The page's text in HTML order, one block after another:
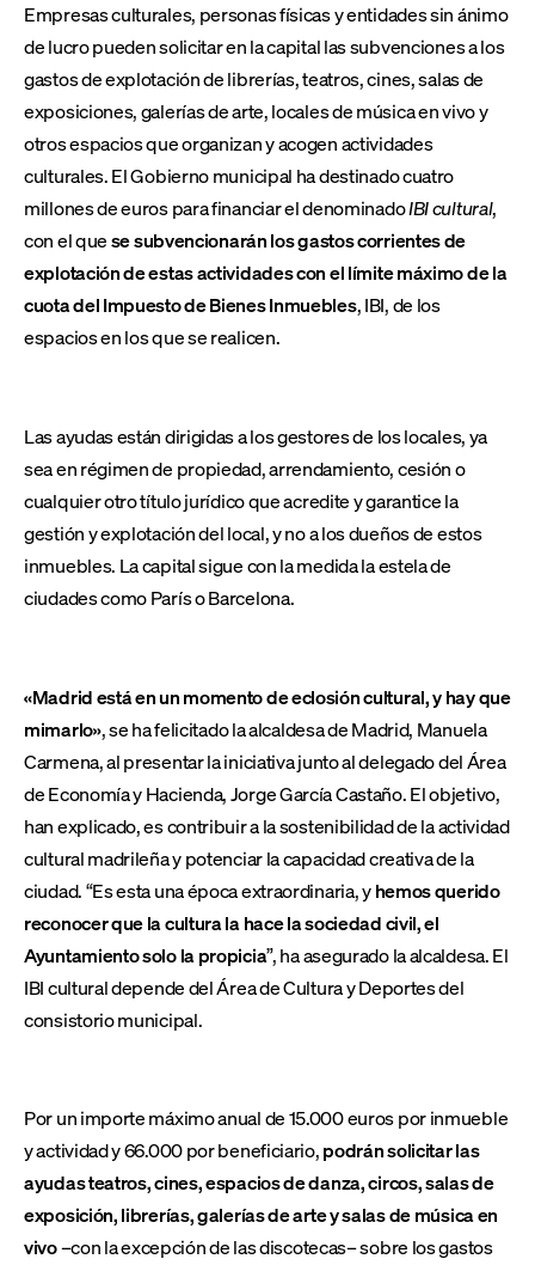
Empresas culturales, personas físicas y entidades sin ánimo
de lucro pueden solicitar en la capital las subvenciones a los
gastos de explotación de librerías, teatros, cines, salas de
exposiciones, galerías de arte, locales de música en vivo y
otros espacios que organizan y acogen actividades
culturales. El Gobierno municipal ha destinado cuatro
millones de euros para financiar el denominadoIBI cultural,
con el quese subvencionarán los gastos corrientes de
explotación de estas actividades con el límite máximo de la
cuota del Impuesto de Bienes Inmuebles, IBI, de los
espacios en los que se realicen.
Las ayudas están dirigidas a los gestores de los locales, ya
sea en régimen de propiedad, arrendamiento, cesión o
cualquier otro título jurídico que acredite y garantice la
gestión y explotación del local, y no a los dueños de estos
inmuebles. La capital sigue con la medida la estela de
ciudades como París o Barcelona.
«Madrid está en un momento de eclosión cultural, y hay que
mimarlo», se ha felicitado la alcaldesa de Madrid, Manuela
Carmena, al presentar la iniciativa junto al delegado del Área
de Economía y Hacienda, Jorge García Castaño. El objetivo,
han explicado, es contribuir a la sostenibilidad de la actividad
cultural madrileña y potenciar la capacidad creativa de la
ciudad. “Es esta una época extraordinaria, yhemos querido
reconocer que la cultura la hace la sociedad civil, el
Ayuntamiento solo la propicia”, ha asegurado la alcaldesa. El
IBI cultural depende del Área de Cultura y Deportes del
consistorio municipal.
Por un importe máximo anual de 15.000 euros por inmueble
y actividad y 66.000 por beneficiario,podrán solicitar las
ayudas teatros, cines, espacios de danza, circos, salas de
exposición, librerías, galerías de arte y salas de música en
vivo–con la excepción de las discotecas–sobre los gastos